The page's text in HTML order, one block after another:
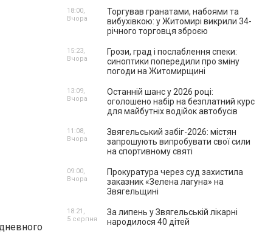
Торгував гранатами, набоями та
вибухівкою: у Житомирі викрили 34-
річного торговця зброєю
18:00,
Вчора
Грози, град і послаблення спеки:
синоптики попередили про зміну
погоди на Житомирщині
15:23,
Вчора
Останній шанс у 2026 році:
оголошено набір на безплатний курс
для майбутніх водійок автобусів
13:09,
Вчора
Звягельський забіг-2026: містян
запрошують випробувати свої сили
на спортивному святі
11:08,
Вчора
Прокуратура через суд захистила
заказник «Зелена лагуна» на
Звягельщині
09:00,
Вчора
За липень у Звягельській лікарні
народилося 40 дітей
18:21,
5 серпня